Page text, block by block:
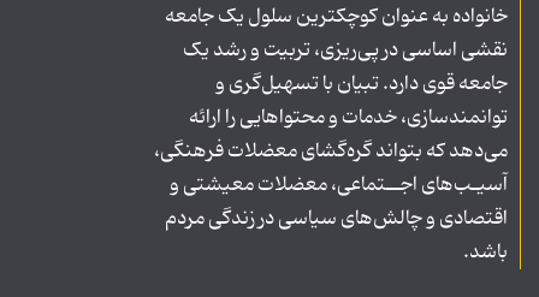
خانواده به عنوان کوچکترین سلول یک جامعه
نقشی اساسی در پی‌ریزی، تربیت و رشد یک
جامعه قوی دارد. تبیان با تسهیل‌گری و
توانمندسازی، خدمات و محتواهایی را ارائه
می‌دهد که بتواند گره‌گشای معضلات فرهنگی،
آسیـب‌های اجــتماعی، معضلات معیشتی و
اقتصادی و چالش‌های سیاسی در زندگی مردم
باشد.